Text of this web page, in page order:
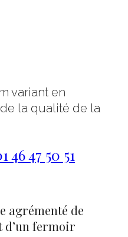
variant en
la qualité de la
47 50 51
agrémenté de
d’un fermoir